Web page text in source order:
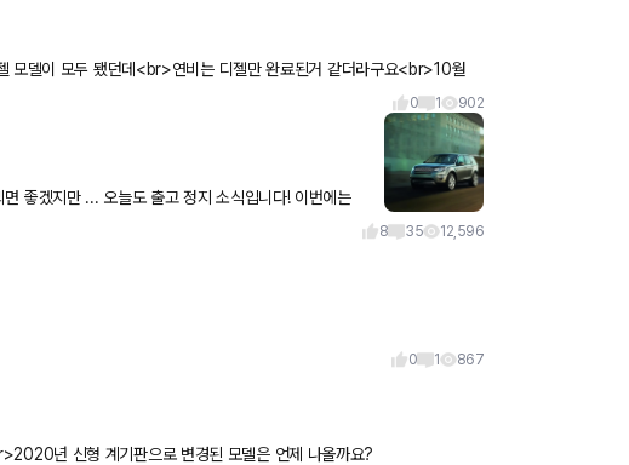
모델이 모두 됐던데<br>연비는 디젤만 완료된거 같더라구요<br>10월
0 1 902
지만 ... 오늘도 출고 정지 소식입니다! 이번에는
출고가 정지 된 정확한
8 35 12,596
0 1 867
년 신형 계기판으로 변경된 모델은 언제 나올까요?